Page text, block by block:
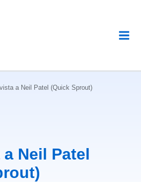
a Neil Patel (Quick Sprout)
Neil Patel